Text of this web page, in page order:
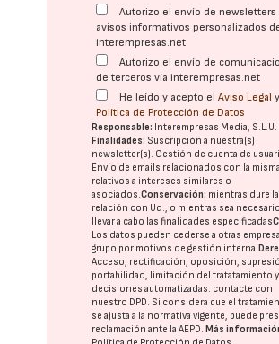
Autorizo el envío de newsletters
avisos informativos personalizados
interempresas.net
Autorizo el envío de
de terceros vía interempresas.net
He leído y acepto elAviso Legal
Política de Protección de Datos
Responsable: Interempresas Media, S.L.U.
Finalidades: Suscripción a nuestra(s)
newsletter(s). Gestión de cuenta de
Envío de emails relacionados con la
relativos a intereses similares o
asociados.Conservación: mientras dure la
relación con Ud., o mientras sea
llevar a cabo las finalidades especificadas
Los datos pueden cederse a otras
grupo por motivos de gestión interna.
Acceso, rectificación, oposición,
portabilidad, limitación del tratatamiento y
decisiones automatizadas: contacte con
nuestro DPD. Si considera que el
se ajusta a la normativa vigente, puede
reclamación ante laAEPD.Más